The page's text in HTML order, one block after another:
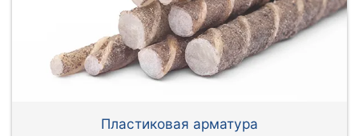
Пластиковая арматура